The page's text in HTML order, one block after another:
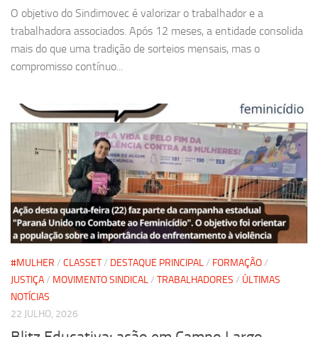
O objetivo do Sindimovec é valorizar o trabalhador e a
trabalhadora associados. Após 12 meses, a entidade consolida
mais do que uma tradição de sorteios mensais, mas o
compromisso contínuo...
#MULHER / CLASSET/ DESTAQUE PRINCIPAL/ FORMAÇÃO/
JUSTIÇA/ MOVIMENTO SINDICAL/ TRABALHADORES / ÚLTIMAS
NOTÍCIAS
22 JULHO, 2026